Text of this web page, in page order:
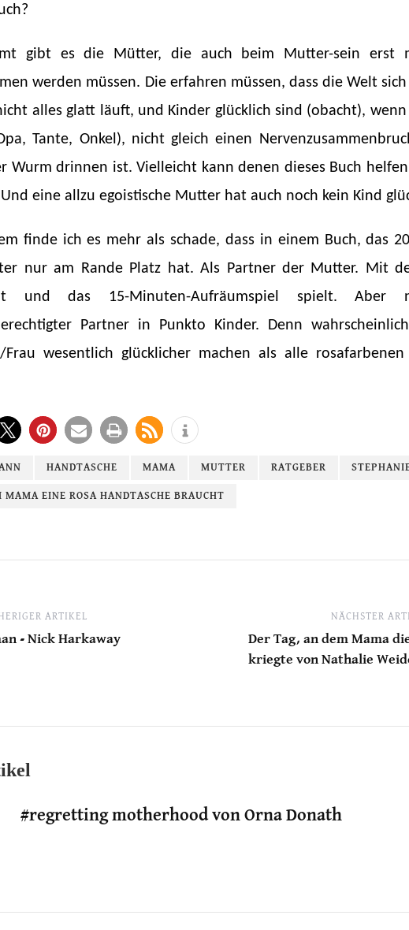
gibt es die Mütter, die auch beim Mutter-sein erst
werden müssen. Die erfahren müssen, dass die Welt
alles glatt läuft, und Kinder glücklich sind (obacht),
Tante, Onkel), nicht gleich einen
Wurm drinnen ist. Vielleicht kann denen dieses Buch
eine allzu egoistische Mutter hat auch noch kein Kind
finde ich es mehr als schade, dass in einem Buch, das
nur am Rande Platz hat. Als Partner der Mutter. Mit
und das 15-Minuten-Aufräumspiel spielt. Aber
Partner in Punkto Kinder. Denn
Frau wesentlich glücklicher machen als alle
HANDTASCHE MAMA MUTTER RATGEBER
MAMA EINE ROSA HANDTASCHE BRAUCHT
ARTIKEL
- Nick Harkaway
NÄCHSTER
Der Tag, an dem Mama
kriegte von Nathalie
#regretting motherhood von Orna Donath